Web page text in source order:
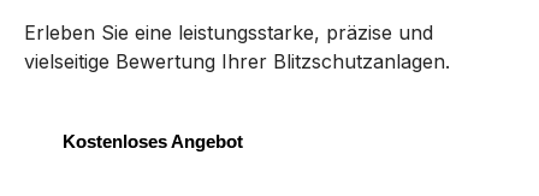
Erleben Sie eine leistungsstarke, präzise und
vielseitige Bewertung Ihrer Blitzschutzanlagen.
Kostenloses Angebot